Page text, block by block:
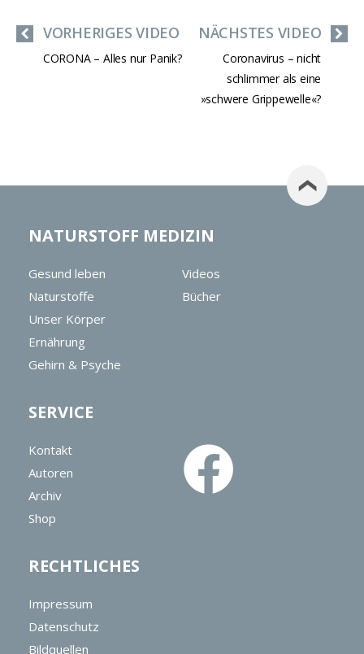
NÄCHSTES VIDEO
Coronavirus – nicht
schlimmer als eine
»schwere Grippewelle«?
VORHERIGES VIDEO
CORONA – Alles nur Panik?
NATURSTOFF MEDIZIN
Gesund leben
Naturstoffe
Unser Körper
Ernährung
Gehirn & Psyche
Videos
Bücher
SERVICE
Kontakt
Autoren
Archiv
Shop
RECHTLICHES
Impressum
Datenschutz
Bildquellen